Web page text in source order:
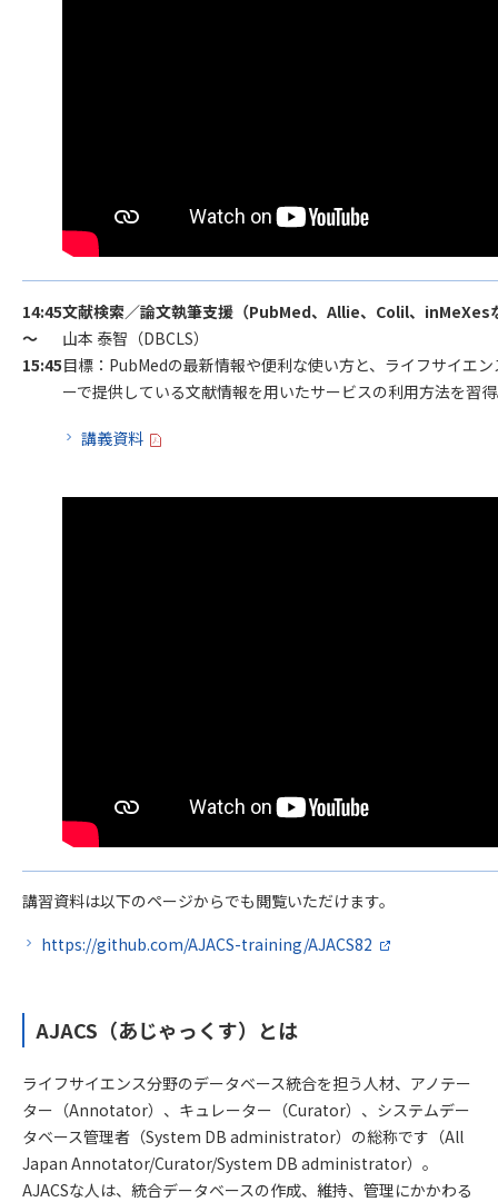
14:45
～
15:45
文献検索／論文執筆支援（PubMed、Allie、Colil、inMeXes
山本 泰智（DBCLS）
目標：PubMedの最新情報や便利な使い方と、ライフサイエ
ーで提供している文献情報を用いたサービスの利用方法を習
講義資料
講習資料は以下のページからでも閲覧いただけます。
https://github.com/AJACS-training/AJACS82
AJACS（あじゃっくす）とは
ライフサイエンス分野のデータベース統合を担う人材、アノテー
ター（Annotator）、キュレーター（Curator）、システムデー
タベース管理者（System DB administrator）の総称です（All
Japan Annotator/Curator/System DB administrator）。
AJACSな人は、統合データベースの作成、維持、管理にかかわる